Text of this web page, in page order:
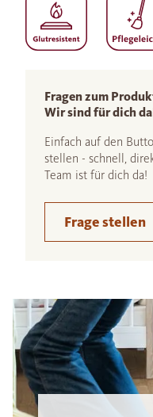
Fragen zum
Wir sind für dich
Einfach auf den
stellen - schnell,
Team ist für dich da!
Frage stellen